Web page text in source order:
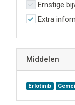
Ernstige
Extra
Middelen
Erlotinib